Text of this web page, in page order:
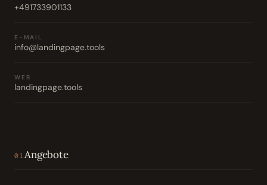
+491733901133
E-MAIL
info@landingpage.tools
WEB
landingpage.tools
01 Angebote